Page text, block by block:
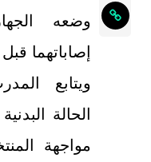
وضعه
إصاباتهما
ويتابع
الحالة
مواجهة